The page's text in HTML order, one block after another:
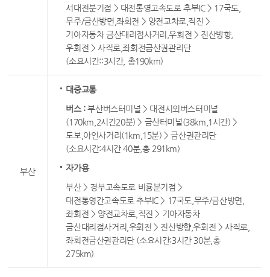
서대전분기점 > 대전통영고속도로 추부IC > 17국도,
무주/금산방면,좌회전 > 양전교차로,직진 >
기아자동차 금산대리점사거리,우회전 > 진산방향,
우회전 > 사직로,좌회전금산권관리단
(소요시간::3시간, 총190km)
부산
대중교통
버스 :부산버스터미널 > 대전시외버스터미널
(170km,2시간20분) > 금산터미널(38km,1시간) >
도보,아인사거리(1km,15분) > 금산권관리단
(소요시간:4시간 40분,총 291km)
자가용
부산 > 경부고속도로 비룡분기점 >
대전통영간고속도로 추부IC > 17국도,무주/금산방면,
좌회전 > 양전교차로,직진 > 기아자동차
금산대리점사거리,우회전 > 진산방향,우회전 > 사직로,
좌회전금산권관리단 (소요시간:3시간 30분,총
275km)